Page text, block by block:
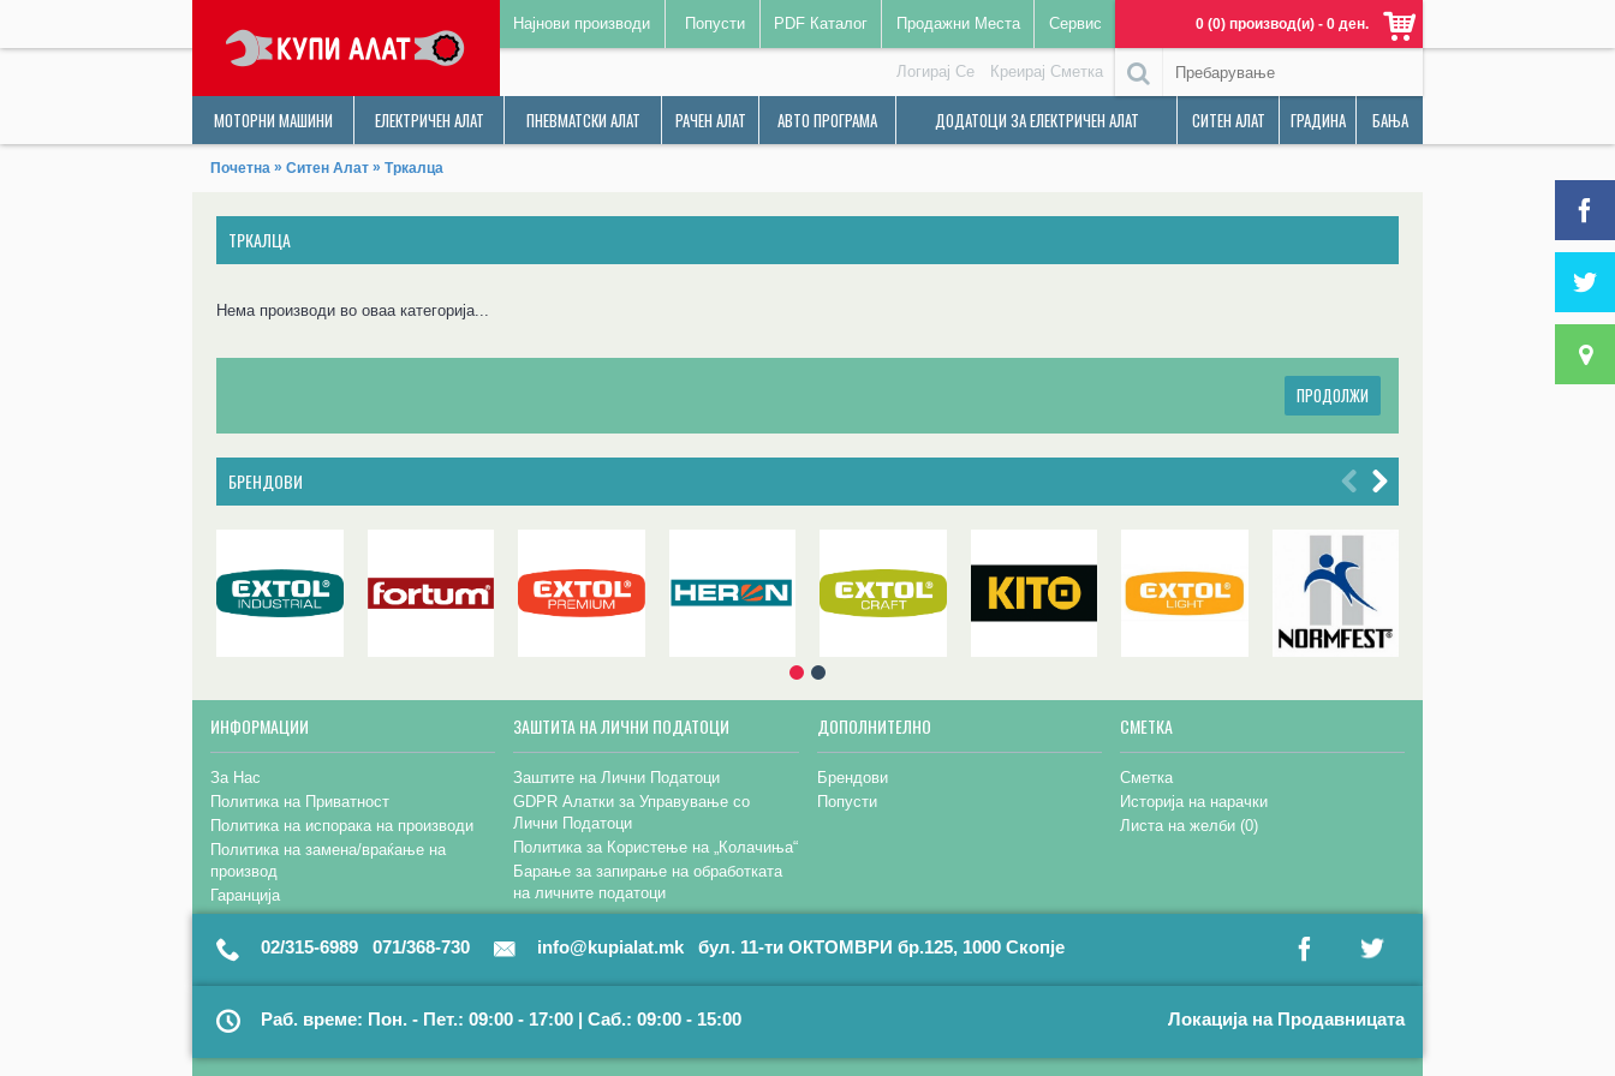
Најнови производи Попусти PDF Каталог Продажни Места Сервис 0 (0) производ(и) - 0 ден.
Логирај Се Креирај Сметка
МОТОРНИ МАШИНИ ЕЛЕКТРИЧЕН АЛАТ ПНЕВМАТСКИ АЛАТ РАЧЕН АЛАТ АВТО ПРОГРАМА ДОДАТОЦИ ЗА ЕЛЕКТРИЧЕН АЛАТ СИТЕН АЛАТ ГРАДИНА БАЊА
Почетна » Ситен Алат » Тркалца
ТРКАЛЦА
Нема производи во оваа категорија...
ПРОДОЛЖИ
БРЕНДОВИ
ИНФОРМАЦИИ
За Нас
Политика на Приватност
Политика на испорака на производи
Политика на замена/враќање на
производ
Гаранција
ЗАШТИТА НА ЛИЧНИ ПОДАТОЦИ
Заштите на Лични Податоци
GDPR Алатки за Управување со
Лични Податоци
Политика за Користење на „Колачиња“
Барање за запирање на обработката
на личните податоци
ДОПОЛНИТЕЛНО
Брендови
Попусти
СМЕТКА
Сметка
Историја на нарачки
Листа на желби (0)
02/315-6989 071/368-730 info@kupialat.mk бул. 11-ти ОКТОМВРИ бр.125, 1000 Скопје
Раб. време: Пон. - Пет.: 09:00 - 17:00 | Саб.: 09:00 - 15:00 Локација на Продавницата